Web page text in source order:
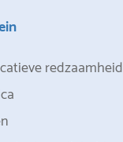
redzaamheid